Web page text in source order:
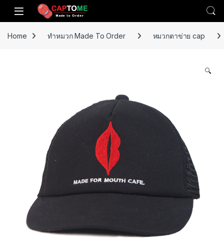
Skip to navigation
Skip to content
Open
Home ทำหมวก Made To Order หมวกตาข่าย cap
🔍